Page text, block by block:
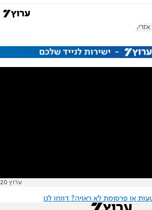
ערוץ 20
או פרסומת לא ראויה? דווחו לנו